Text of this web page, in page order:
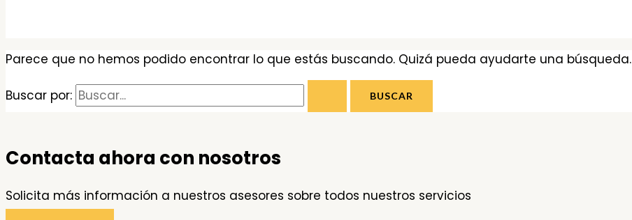
Parece que no hemos podido encontrar lo que estás buscando. Quizá pueda ayudarte una búsqueda.
Buscar por:
Contacta ahora con nosotros
Solicita más información a nuestros asesores sobre todos nuestros servicios